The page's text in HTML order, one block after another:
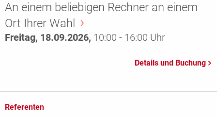
An einem beliebigen Rechner an einem
Ort Ihrer Wahl
Freitag, 18.09.2026, 10:00 - 16:00 Uhr
Referenten